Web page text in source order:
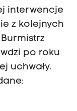
interwencje
z kolejnych
po roku
uchwały.